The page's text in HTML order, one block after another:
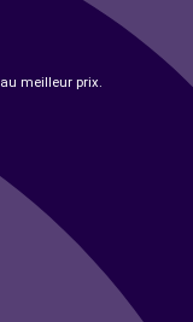
meilleur prix.